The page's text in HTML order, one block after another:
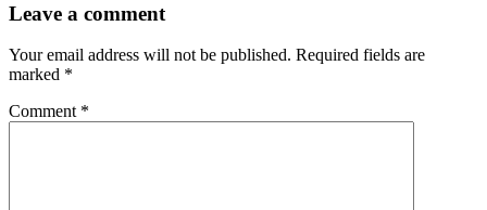
Leave a comment
Your email address will not be published. Required fields are
marked *
Comment *